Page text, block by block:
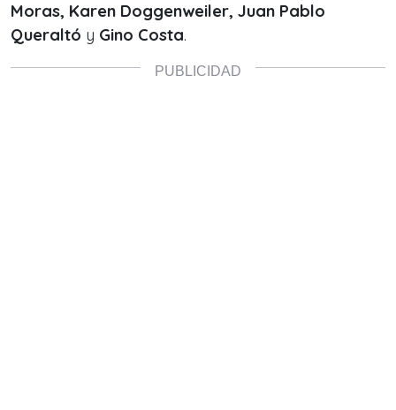
Moras, Karen Doggenweiler, Juan Pablo
Queraltó y Gino Costa.